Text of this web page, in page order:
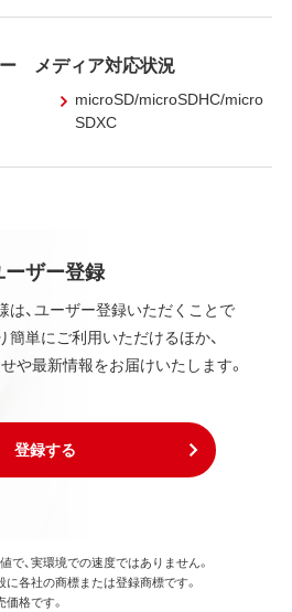
メディア対応状況
microSD/microSDHC/micro
SDXC
ーザー登録
は、ユーザー登録いただくことで
単にご利用いただけるほか、
や最新情報をお届けいたします。
登録する
、実環境での速度ではありません。
各社の商標または登録商標です。
格です。